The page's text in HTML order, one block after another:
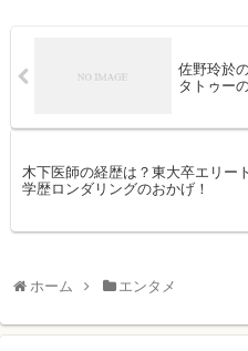
佐野玲於
タトゥー
木下医師の経歴は？東大卒エリー
学歴ロンダリングのおかげ！
ホーム エンタメ